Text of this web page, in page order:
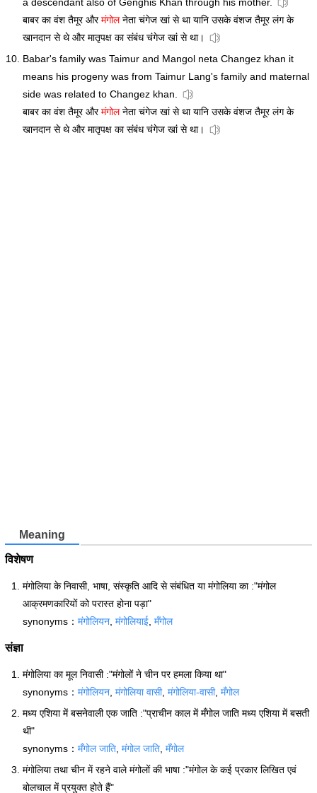
a descendant also of Genghis Khan through his mother.
बाबर का वंश तैमूर औरमंगोलनेता चंगेज खां से था यानि उसके वंशज तैमूर लंग के
खानदान से थे और मातृपक्ष का संबंध चंगेज खां से था।
Babar's family was Taimur and Mangol neta Changez khan it
means his progeny was from Taimur Lang's family and maternal
side was related to Changez khan.
बाबर का वंश तैमूर औरमंगोलनेता चंगेज खां से था यानि उसके वंशज तैमूर लंग के
खानदान से थे और मातृपक्ष का संबंध चंगेज खां से था।
Meaning
विशेषण
मंगोलिया के निवासी, भाषा, संस्कृति आदि से संबंधित या मंगोलिया का :"मंगोल
आक्रमणकारियों को परास्त होना पड़ा"
synonyms： मंगोलियन मंगोलियाई मँगोल
संज्ञा
मंगोलिया का मूल निवासी :"मंगोलों ने चीन पर हमला किया था"
synonyms： मंगोलियन मंगोलिया वासी, मंगोलिया-वासी, मँगोल
मध्य एशिया में बसनेवाली एक जाति :"प्राचीन काल में मँगोल जाति मध्य एशिया में बसती
थी"
synonyms： मँगोल जाति मंगोल जाति मँगोल
मंगोलिया तथा चीन में रहने वाले मंगोलों की भाषा :"मंगोल के कई प्रकार लिखित एवं
बोलचाल में प्रयुक्त होते हैं"